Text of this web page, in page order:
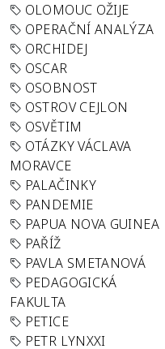
OLOMOUC OŽIJE
OPERAČNÍ ANALÝZA
ORCHIDEJ
OSCAR
OSOBNOST
OSTROV CEJLON
OSVĚTIM
OTÁZKY VÁCLAVA
MORAVCE
PALAČINKY
PANDEMIE
PAPUA NOVA GUINEA
PAŘÍŽ
PAVLA SMETANOVÁ
PEDAGOGICKÁ
FAKULTA
PETICE
PETR LYNXXI